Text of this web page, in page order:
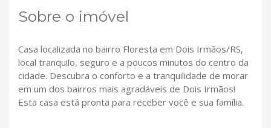
Sobre o imóvel
Casa localizada no bairro Floresta em Dois Irmãos/RS,
local tranquilo, seguro e a poucos minutos do centro da
cidade. Descubra o conforto e a tranquilidade de morar
em um dos bairros mais agradáveis de Dois Irmãos!
Esta casa está pronta para receber você e sua família.